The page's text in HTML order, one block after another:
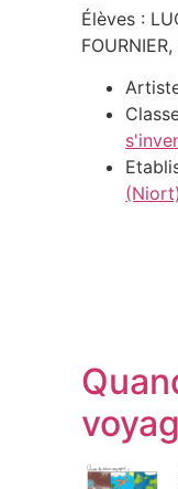
Élèves :
(Niort)